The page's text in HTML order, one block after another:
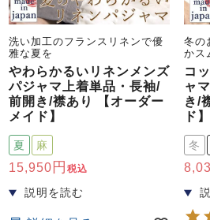
売れ筋ランキング
- Item Ranking -
すべてのデザインのパジャマ
洗い加工のフランスリネンで優
雅な夏を
やわらかるいリネンメンズ
パジャマ上着単品・長袖/
前開き/襟あり 【オーダー
メイド】
夏 麻
15,950 税込
冬の
かス
コ
ャ
き/
ド】
冬